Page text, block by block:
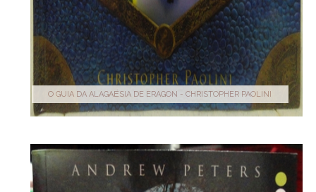
O GUIA DA ALAGAËSIA DE ERAGON - CHRISTOPHER PAOLINI